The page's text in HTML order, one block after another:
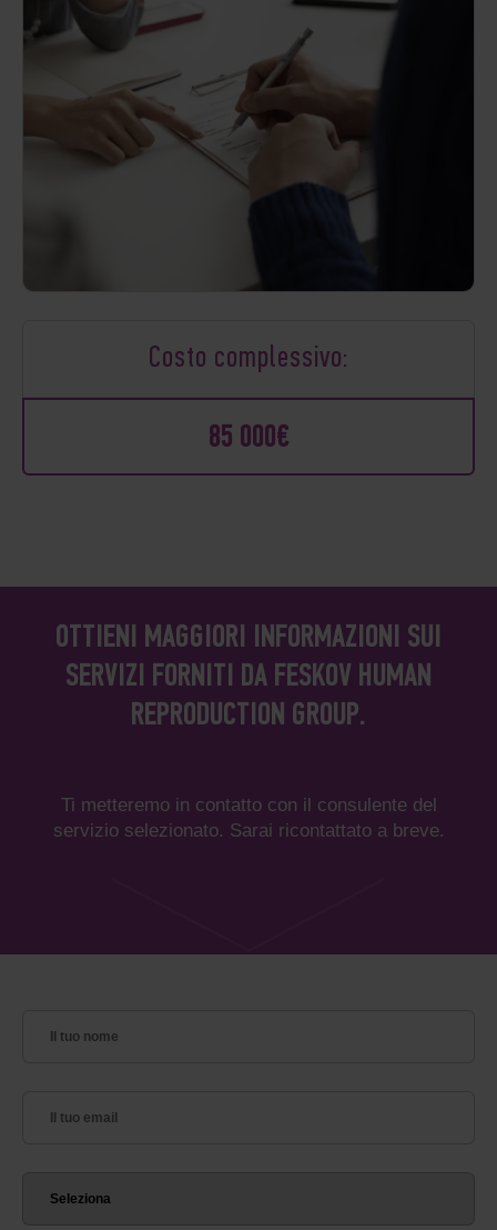
Costo complessivo:
85 000€
OTTIENI MAGGIORI INFORMAZIONI SUI
SERVIZI FORNITI DA FESKOV HUMAN
REPRODUCTION GROUP.
Ti metteremo in contatto con il consulente del
servizio selezionato. Sarai ricontattato a breve.